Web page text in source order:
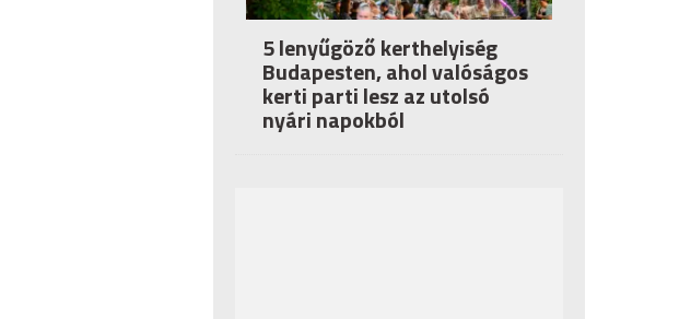
5 lenyűgöző kerthelyiség
Budapesten, ahol valóságos
kerti parti lesz az utolsó
nyári napokból